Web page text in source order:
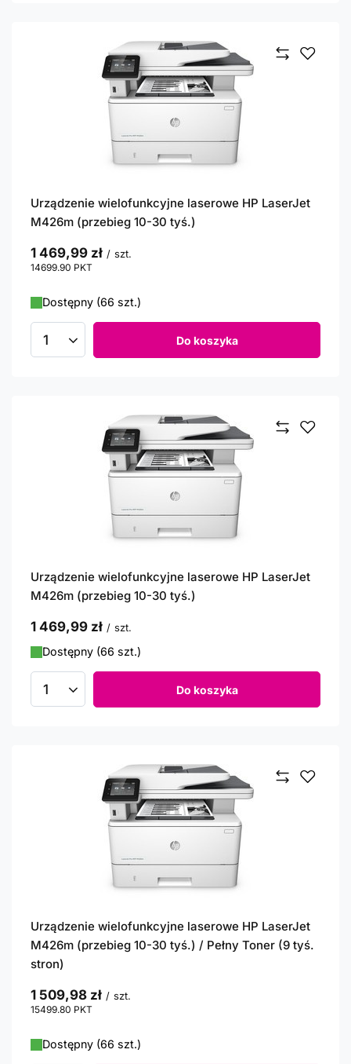
Urządzenie wielofunkcyjne laserowe HP LaserJet
M426m (przebieg 10-30 tyś.)
1 469,99 zł / szt.
14699.90 PKT
Dostępny (66 szt.)
Ilość produktów Do koszyka
Urządzenie wielofunkcyjne laserowe HP LaserJet
M426m (przebieg 10-30 tyś.)
1 469,99 zł / szt.
Dostępny (66 szt.)
Ilość produktów Do koszyka
Urządzenie wielofunkcyjne laserowe HP LaserJet
M426m (przebieg 10-30 tyś.) / Pełny Toner (9 tyś.
stron)
1 509,98 zł / szt.
15499.80 PKT
Dostępny (66 szt.)